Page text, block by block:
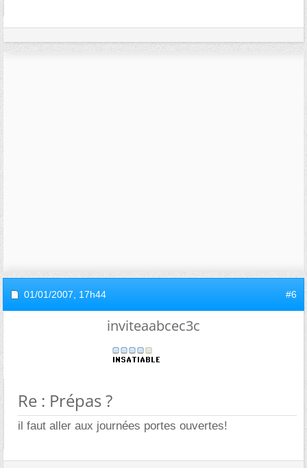
01/01/2007, 17h44 #6
inviteaabcec3c
Re : Prépas ?
il faut aller aux journées portes ouvertes!